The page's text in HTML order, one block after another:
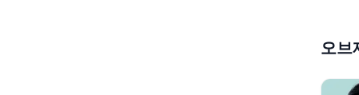
오브